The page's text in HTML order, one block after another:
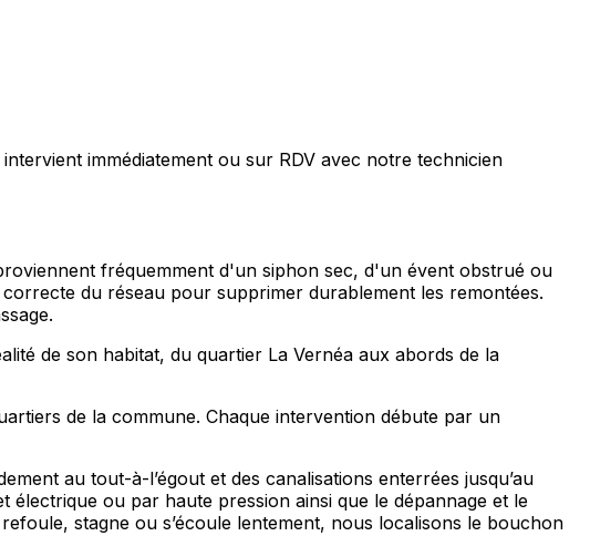
intervient immédiatement ou sur RDV avec notre technicien
fréquemment d'un siphon sec, d'un évent obstrué ou
du réseau pour supprimer durablement les remontées.
de son habitat, du quartier La Vernéa aux abords de la
de la commune. Chaque intervention débute par un
au tout-à-l’égout et des canalisations enterrées jusqu’au
ou par haute pression ainsi que le dépannage et le
stagne ou s’écoule lentement, nous localisons le bouchon